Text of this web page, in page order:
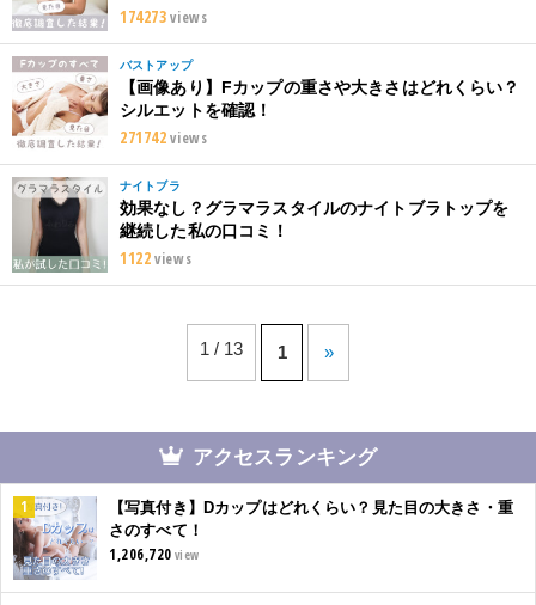
174273 views
バストアップ
【画像あり】Fカップの重さや大きさはどれくらい？
シルエットを確認！
271742 views
ナイトブラ
効果なし？グラマラスタイルのナイトブラトップを
継続した私の口コミ！
1122views
1 / 13 1 »
アクセスランキング
【写真付き】Dカップはどれくらい？見た目の大きさ・重
さのすべて！
1,206,720 view